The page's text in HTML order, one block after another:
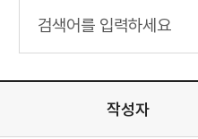
작성자